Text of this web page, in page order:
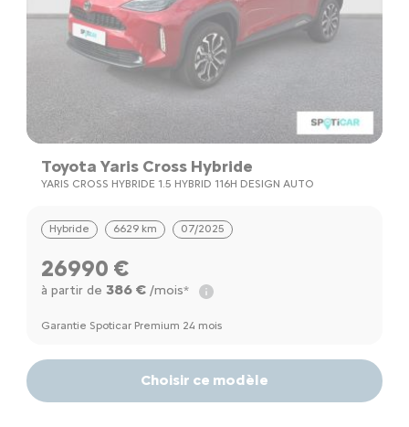
Toyota Yaris Cross Hybride
YARIS CROSS HYBRIDE 1.5 HYBRID 116H DESIGN AUTO
Hybride 6629 km 07/2025
26990 €
à partir de 386 €/mois*
Garantie Spoticar Premium 24 mois
Choisir ce modèle